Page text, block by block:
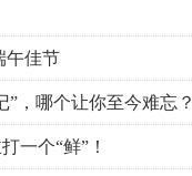
午佳节
”，哪个让你至今难忘？
一个“鲜”！